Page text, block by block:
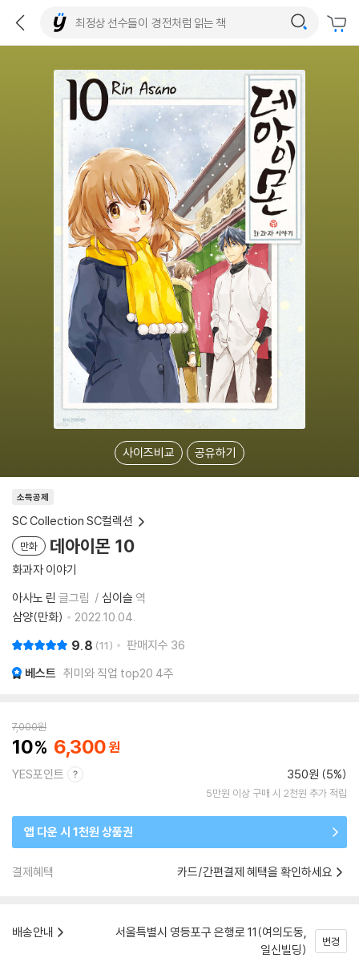
사이즈비교 공유하기
소득공제
SC Collection SC컬렉션
만화 데아이몬 10
화과자 이야기
아사노 린 글그림 심이슬 역
삼양(만화)
2022.10.04.
9.8 11 판매지수 36
베스트 취미와 직업 top20 4주
7,000원
10 6,300
YES포인트 350원 (5%)
5만원 이상 구매 시 2천원 추가 적립
앱 다운 시 1천원 상품권
결제혜택 카드/간편결제 혜택을 확인하세요
배송안내
서울특별시 영등포구 은행로 11(여의도동,
일신빌딩)
변경